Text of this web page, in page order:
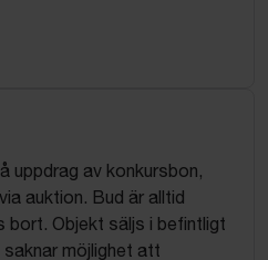
uppdrag av konkursbon,
auktion. Bud är alltid
bort. Objekt säljs i befintligt
möjlighet att